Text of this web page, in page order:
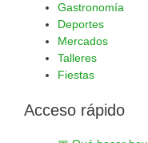
Gastronomía
Deportes
Mercados
Talleres
Fiestas
Acceso rápido